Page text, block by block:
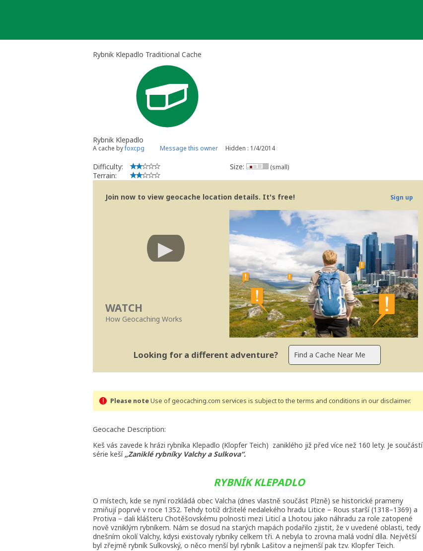
Rybnik Klepadlo Traditional Cache
Rybnik Klepadlo
A cache byfoxcpg Message this owner Hidden : 1/4/2014
Difficulty:
Terrain:
Size: (small)
Join now to view geocache location details. It's free! Sign up
WATCH
How Geocaching Works
Looking for a different adventure?
Please noteUse of geocaching.com services is subject to the terms and conditions in our disclaimer.
Geocache Description:
Keš vás zavede k hrázi rybníka Klepadlo (Klopfer Teich) zaniklého již před více než 160 lety. Je součástí
série keší „Zaniklé rybníky Valchy a Sulkova“.
RYBNÍK KLEPADLO
O místech, kde se nyní rozkládá obec Valcha (dnes vlastně součást Plzně) se historické prameny
zmiňují poprvé v roce 1352. Tehdy totiž držitelé nedalekého hradu Litice – Rous starší (1318–1369) a
Protiva – dali klášteru Chotěšovskému polnosti mezi Liticí a Lhotou jako náhradu za role zatopené
nově vzniklým rybníkem. Nám se dosud na starých mapách podařilo zjistit, že v uvedené oblasti, tedy
dnešním okolí Valchy, kdysi existovaly rybníky celkem tři. A nebyla to zrovna malá vodní díla. Největší
byl zřejmě rybník Sulkovský, o něco menší byl rybník Lašitov a nejmenší pak tzv. Klopfer Teich.